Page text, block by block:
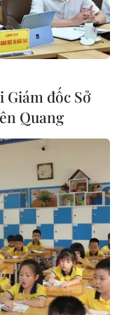
chủ
Giám đốc Sở
Quang